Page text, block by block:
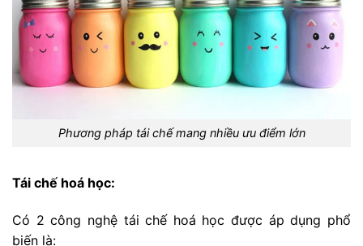
Phương pháp tái chế mang nhiều ưu điểm lớn
Tái chế hoá học:
Có 2 công nghệ tái chế hoá học được áp dụng phổ
biến là: